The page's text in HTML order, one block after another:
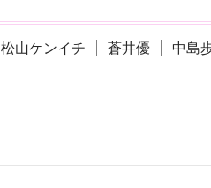
松山ケンイチ 蒼井優
中島